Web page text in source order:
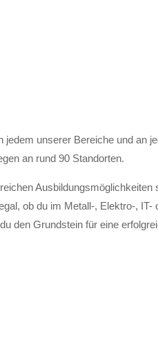
unserer Bereiche und an
an rund 90 Standorten.
ob du im Metall-, Elektro-,
den Grundstein für eine